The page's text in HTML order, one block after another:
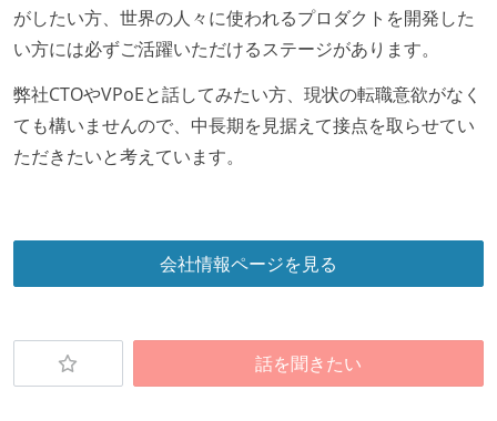
がしたい方、世界の人々に使われるプロダクトを開発した
い方には必ずご活躍いただけるステージがあります。
弊社CTOやVPoEと話してみたい方、現状の転職意欲がなく
ても構いませんので、中長期を見据えて接点を取らせてい
ただきたいと考えています。
会社情報ページを見る
話を聞きたい